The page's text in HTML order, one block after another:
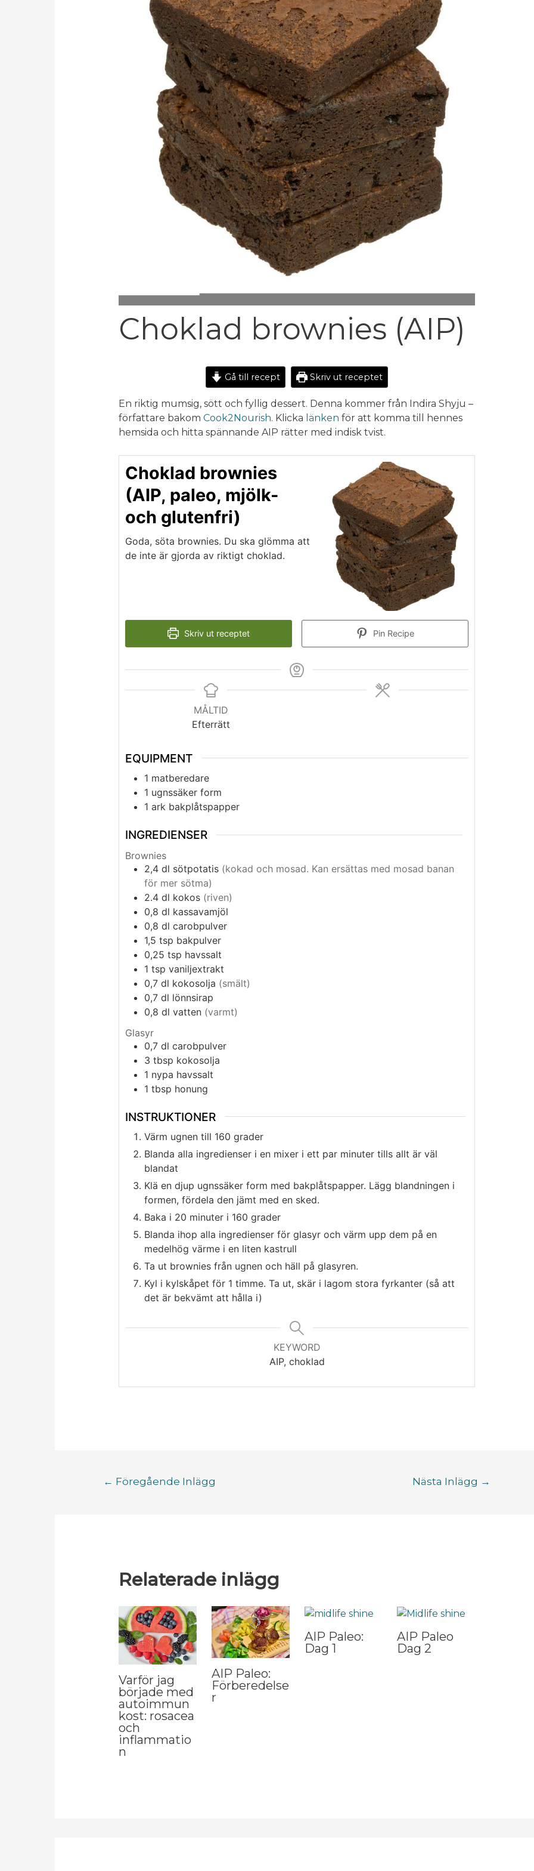
Choklad brownies (AIP)
Gå till recept Skriv ut receptet
En riktig mumsig, sött och fyllig dessert. Denna kommer från Indira Shyju –
författare bakom Cook2Nourish. Klicka länken för att komma till hennes
hemsida och hitta spännande AIP rätter med indisk tvist.
Choklad brownies
(AIP, paleo, mjölk-
och glutenfri)
Goda, söta brownies. Du ska glömma att
de inte är gjorda av riktigt choklad.
Skriv ut receptet Pin Recipe
MÅLTID
Efterrätt
EQUIPMENT
1 matberedare
1 ugnssäker form
1 ark bakplåtspapper
INGREDIENSER
Brownies
2,4 dl sötpotatis (kokad och mosad. Kan ersättas med mosad banan
för mer sötma)
2.4 dl kokos (riven)
0,8 dl kassavamjöl
0,8 dl carobpulver
1,5 tsp bakpulver
0,25 tsp havssalt
1 tsp vaniljextrakt
0,7 dl kokosolja (smält)
0,7 dl lönnsirap
0,8 dl vatten (varmt)
Glasyr
0,7 dl carobpulver
3 tbsp kokosolja
1 nypa havssalt
1 tbsp honung
INSTRUKTIONER
Värm ugnen till 160 grader
Blanda alla ingredienser i en mixer i ett par minuter tills allt är väl
blandat
Klä en djup ugnssäker form med bakplåtspapper. Lägg blandningen i
formen, fördela den jämt med en sked.
Baka i 20 minuter i 160 grader
Blanda ihop alla ingredienser för glasyr och värm upp dem på en
medelhög värme i en liten kastrull
Ta ut brownies från ugnen och häll på glasyren.
Kyl i kylskåpet för 1 timme. Ta ut, skär i lagom stora fyrkanter (så att
det är bekvämt att hålla i)
KEYWORD
AIP, choklad
← Föregående Inlägg Nästa Inlägg →
Relaterade inlägg
Varför jag
började med
autoimmun
kost: rosacea
och
inflammatio
n
AIP Paleo:
Förberedelse
r
AIP Paleo:
Dag 1
AIP Paleo
Dag 2